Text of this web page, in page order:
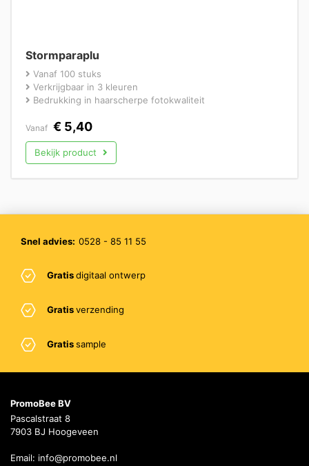
Stormparaplu
Vanaf 100 stuks
Verkrijgbaar in 3 kleuren
Bedrukking in haarscherpe fotokwaliteit
Vanaf € 5,40
Bekijk product
Snel advies: 0528 - 85 11 55
Gratisdigitaal ontwerp
Gratisverzending
Gratissample
PromoBee BV
Pascalstraat 8
7903 BJ Hoogeveen
Email: info@promobee.nl